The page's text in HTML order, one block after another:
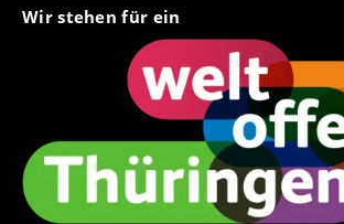
Wir stehen für ein